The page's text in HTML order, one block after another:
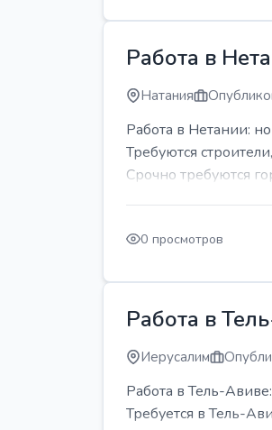
Работа в
Натания
Работа в Нетании:
Требуются
Срочно требуются
0 просмотров
Работа в
Иерусалим
Работа в Тель-
Требуется в Тель-